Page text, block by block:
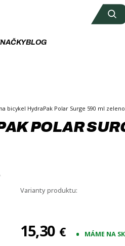
BLOG
bicykel HydraPak Polar Surge 590 ml
POLAR
Varianty produktu:
15,30 € MÁME NA